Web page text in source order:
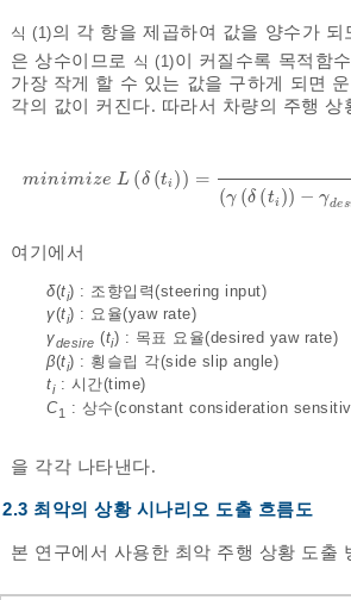
식 (1)의 각 항을 제곱하여 값을 양수가 되
은 상수이므로 식 (1)이 커질수록 목적함
가장 작게 할 수 있는 값을 구하게 되면
각의 값이 커진다. 따라서 차량의 주행
minimize L (δ (ti )) =
(γ (δ (ti )) − γdes
minimize Lδti=C1γδt
여기에서
δ(ti) : 조향입력(steering input)
γ(ti) : 요율(yaw rate)
γdesire (ti) : 목표 요율(desired yaw rate)
β(ti) : 횡슬립 각(side slip angle)
ti: 시간(time)
C1 : 상수(constant consideration
을 각각 나타낸다.
2.3 최악의 상황 시나리오 도출 흐름도
본 연구에서 사용한 최악 주행 상황 도출